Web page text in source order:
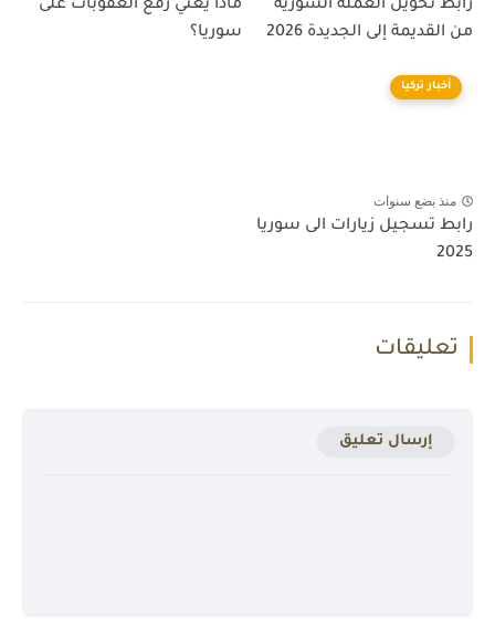
رابط تحويل العملة السورية
من القديمة إلى الجديدة 2026
ماذا يعني رفع العقوبات على
سوريا؟
أخبار تركيا
منذ بضع سنوات
رابط تسجيل زيارات الى سوريا
2025
تعليقات
إرسال تعليق